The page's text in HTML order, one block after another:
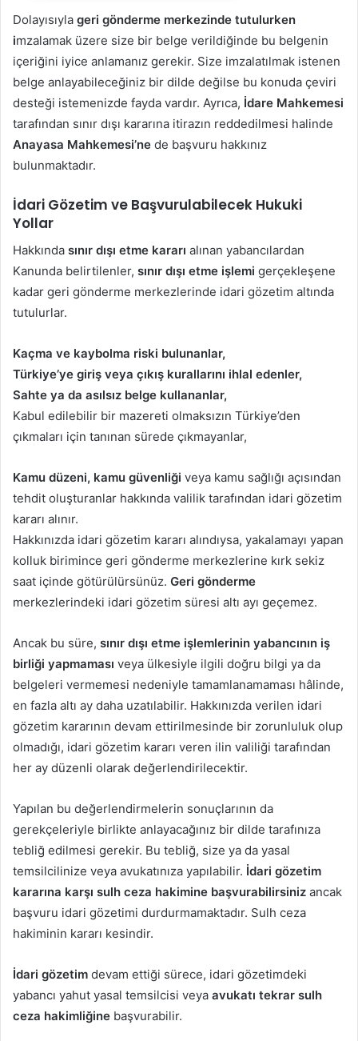
Dolayısıyla geri gönderme merkezinde tutulurken
imzalamak üzere size bir belge verildiğinde bu belgenin
içeriğini iyice anlamanız gerekir. Size imzalatılmak istenen
belge anlayabileceğiniz bir dilde değilse bu konuda çeviri
desteği istemenizde fayda vardır. Ayrıca, İdare Mahkemesi
tarafından sınır dışı kararına itirazın reddedilmesi halinde
Anayasa Mahkemesi’ne de başvuru hakkınız
bulunmaktadır.
İdari Gözetim ve Başvurulabilecek Hukuki
Yollar
Hakkında sınır dışı etme kararı alınan yabancılardan
Kanunda belirtilenler, sınır dışı etme işlemi gerçekleşene
kadar geri gönderme merkezlerinde idari gözetim altında
tutulurlar.
Kaçma ve kaybolma riski bulunanlar,
Türkiye’ye giriş veya çıkış kurallarını ihlal edenler,
Sahte ya da asılsız belge kullananlar,
Kabul edilebilir bir mazereti olmaksızın Türkiye’den
çıkmaları için tanınan sürede çıkmayanlar,
Kamu düzeni, kamu güvenliği veya kamu sağlığı açısından
tehdit oluşturanlar hakkında valilik tarafından idari gözetim
kararı alınır.
Hakkınızda idari gözetim kararı alındıysa, yakalamayı yapan
kolluk birimince geri gönderme merkezlerine kırk sekiz
saat içinde götürülürsünüz. Geri gönderme
merkezlerindeki idari gözetim süresi altı ayı geçemez.
Ancak bu süre, sınır dışı etme işlemlerinin yabancının iş
birliği yapmaması veya ülkesiyle ilgili doğru bilgi ya da
belgeleri vermemesi nedeniyle tamamlanamaması hâlinde,
en fazla altı ay daha uzatılabilir. Hakkınızda verilen idari
gözetim kararının devam ettirilmesinde bir zorunluluk olup
olmadığı, idari gözetim kararı veren ilin valiliği tarafından
her ay düzenli olarak değerlendirilecektir.
Yapılan bu değerlendirmelerin sonuçlarının da
gerekçeleriyle birlikte anlayacağınız bir dilde tarafınıza
tebliğ edilmesi gerekir. Bu tebliğ, size ya da yasal
temsilcilinize veya avukatınıza yapılabilir. İdari gözetim
kararına karşı sulh ceza hakimine başvurabilirsiniz ancak
başvuru idari gözetimi durdurmamaktadır. Sulh ceza
hakiminin kararı kesindir.
İdari gözetim devam ettiği sürece, idari gözetimdeki
yabancı yahut yasal temsilcisi veya avukatı tekrar sulh
ceza hakimliğine başvurabilir.